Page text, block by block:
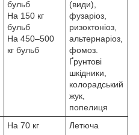
бульб
На 150 кг
бульб
На 450–500
кг бульб
(види),
фузаріоз,
ризоктоніоз,
альтернаріоз,
фомоз.
Ґрунтові
шкідники,
колорадський
жук,
попелиця
На 70 кг
Летюча